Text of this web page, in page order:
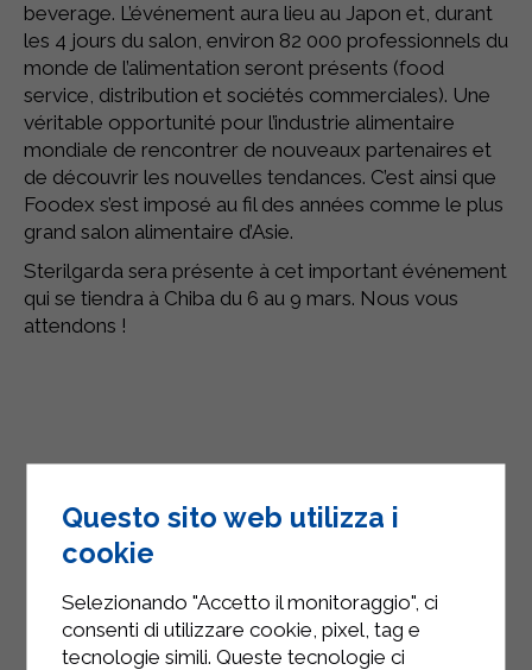
beverage. L’événement aura lieu au Japon et, durant
les 4 jours du salon, environ 82 000 professionnels du
monde de l’alimentation seront présents (food
service, distribution et sociétés commerciales). Une
véritable opportunité pour l’industrie alimentaire
mondiale de rencontrer de nouveaux partenaires et
de découvrir les nouvelles tendances. C’est ainsi que
Foodex s’est imposé au fil des années comme le plus
grand salon alimentaire d’Asie.
Sterilgarda sera présente à cet important événement
qui se tiendra à Chiba du 6 au 9 mars. Nous vous
attendons !
Questo sito web utilizza i
cookie
Selezionando "Accetto il monitoraggio", ci
consenti di utilizzare cookie, pixel, tag e
tecnologie simili. Queste tecnologie ci